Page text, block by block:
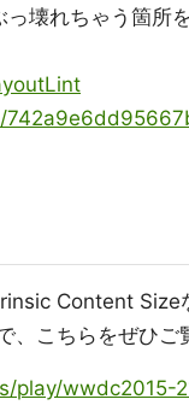
壊れちゃう箇所
Content Size
こちらをぜひご
play/wwdc2015-